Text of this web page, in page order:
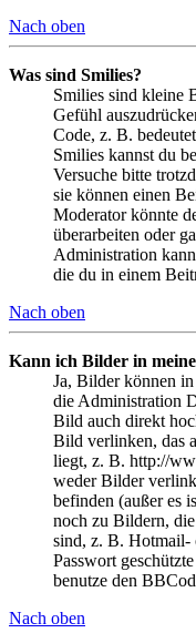
Nach oben
Was sind Smilies?
Smilies sind kleine
Gefühl
Code, z. B.
Smilies kannst du
Versuche bitte
sie können einen
Moderator könnte
überarbeiten oder
Administration
die du in einem
Nach oben
Kann ich Bilder in
Ja, Bilder können
die Administration
Bild auch direkt
Bild verlinken, das
liegt, z. B. http://
weder Bilder
befinden (außer es
noch zu Bildern,
sind, z. B. Hotmail-
Passwort
benutze den
Nach oben